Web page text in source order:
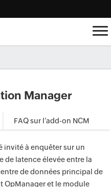
Manager
FAQ sur l’add-on NCM
invité à enquêter sur un
de latence élevée entre la
de données principal de
OpManager et le module